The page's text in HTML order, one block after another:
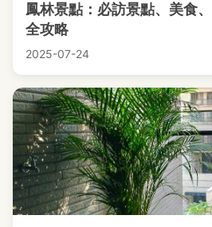
鳳林景點：必訪景點、美食
全攻略
2025-07-24